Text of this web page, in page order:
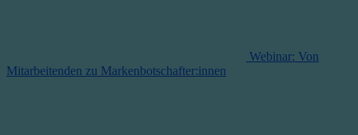
Webinar: Von
Mitarbeitenden zu Markenbotschafter:innen